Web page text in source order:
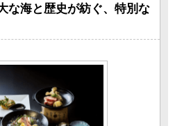
な海と歴史が紡ぐ、特別な